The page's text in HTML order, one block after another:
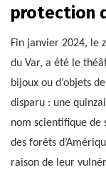
protection
Fin janvier 2024, le
du Var, a été le
bijoux ou d’objets
disparu : une
nom scientifique de
des forêts
raison de leur